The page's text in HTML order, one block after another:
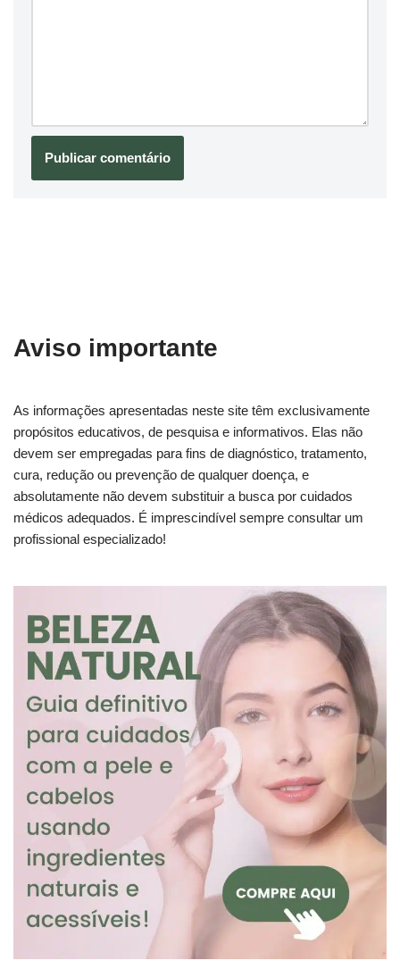
Aviso importante
As informações apresentadas neste site têm exclusivamente
propósitos educativos, de pesquisa e informativos. Elas não
devem ser empregadas para fins de diagnóstico, tratamento,
cura, redução ou prevenção de qualquer doença, e
absolutamente não devem substituir a busca por cuidados
médicos adequados. É imprescindível sempre consultar um
profissional especializado!